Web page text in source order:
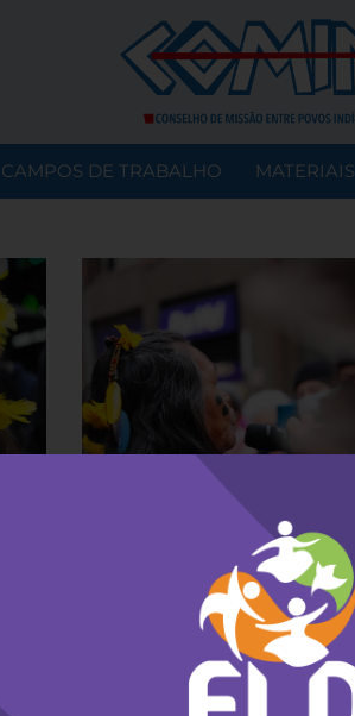
CAMPOS DE TRABALHO MATERIAIS